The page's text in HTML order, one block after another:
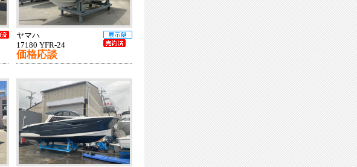
ヤマハ
17180 YFR-24
価格応談